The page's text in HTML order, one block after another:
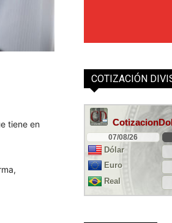
tiene en
COTIZACIÓN